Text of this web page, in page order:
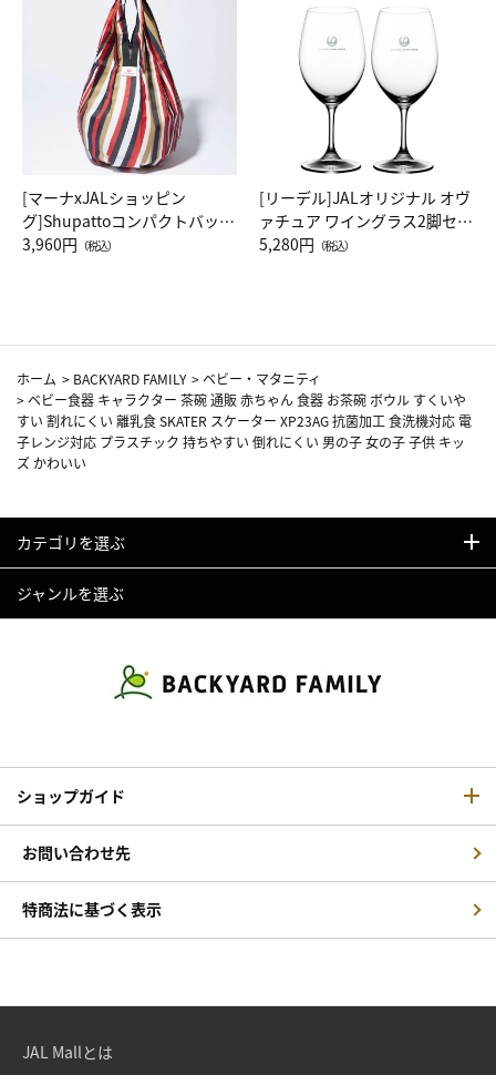
[マーナxJALショッピン
グ]Shupattoコンパクトバッグ
Drop JAL客室乗務員（LC）ス
3,960円 （税込）
[リーデル]JALオリジナル オヴ
ァチュア ワイングラス2脚セッ
ト（レッドワイン）
5,280円 （税込）
ホーム > BACKYARD FAMILY >ベビー・マタニティ
>ベビー食器 キャラクター 茶碗 通販 赤ちゃん 食器 お茶碗 ボウル すくいや
すい 割れにくい 離乳食 SKATER スケーター XP23AG 抗菌加工 食洗機対応 電
子レンジ対応 プラスチック 持ちやすい 倒れにくい 男の子 女の子 子供 キッ
ズ かわいい
カテゴリを選ぶ
ジャンルを選ぶ
ショップガイド
お問い合わせ先
特商法に基づく表示
JAL Mallとは